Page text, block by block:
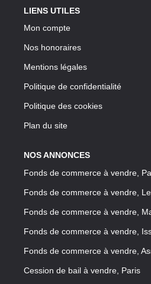
LIENS UTILES
Mon compte
Nos honoraires
Mentions légales
Politique de confidentialité
Politique des cookies
Plan du site
NOS ANNONCES
Fonds de commerce à vendre,
Fonds de commerce à vendre,
Fonds de commerce à vendre,
Fonds de commerce à vendre,
Fonds de commerce à vendre,
Cession de bail à vendre, Paris